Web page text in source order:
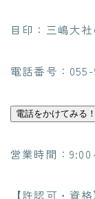
目印：三嶋大社
電話番号：
電話をかけてみる！
営業時間：9:00
【許認可・資格